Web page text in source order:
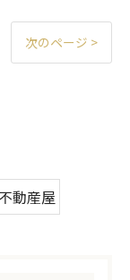
次のページ >
動産屋